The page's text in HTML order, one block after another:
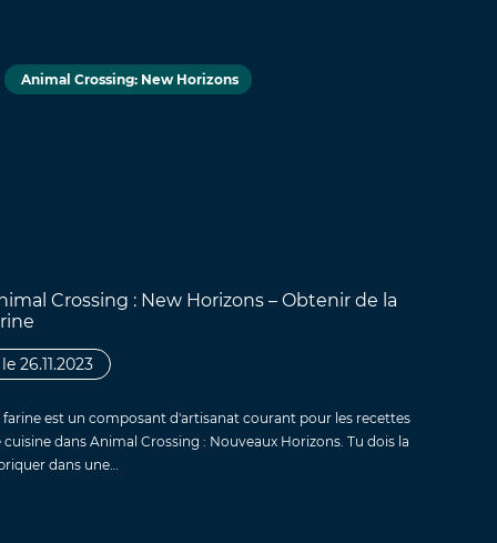
Animal Crossing: New Horizons
Crossing : New Horizons – Obtenir de la
le 26.11.2023
farine est un composant d'artisanat courant pour les recettes
cuisine dans Animal Crossing : Nouveaux Horizons. Tu dois la
dans une…